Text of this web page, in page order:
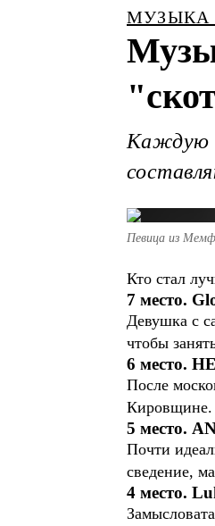
МУЗЫКА
Каждую
Певица из
Кто стал
7 место.
Девушка с
чтобы
6 место.
После
Кировщине.
5 место.
Почти
сведение,
4 место.